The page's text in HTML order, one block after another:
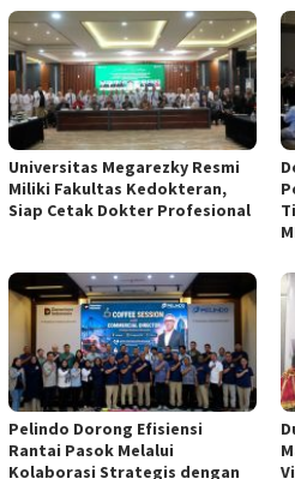
Universitas Megarezky Resmi
Miliki Fakultas Kedokteran,
Siap Cetak Dokter Profesional
Pelindo Dorong Efisiensi
Rantai Pasok Melalui
Kolaborasi Strategis dengan